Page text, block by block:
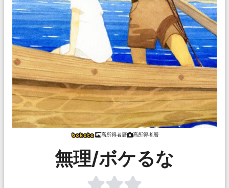
高所得者層 高所得者層
無理/ボケるな